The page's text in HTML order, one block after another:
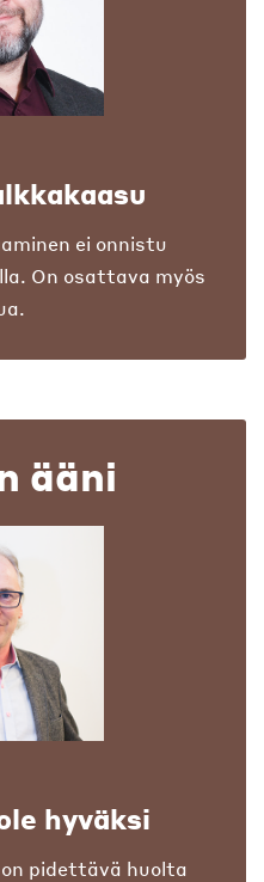
ei onnistu
On osattava myös
ääni
hyväksi
pidettävä huolta